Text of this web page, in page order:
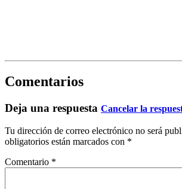
Comentarios
Deja una respuesta Cancelar la
Tu dirección de correo electrónico no será
obligatorios están marcados con *
Comentario *